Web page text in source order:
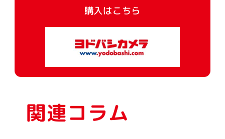
購入はこちら
関連コラム